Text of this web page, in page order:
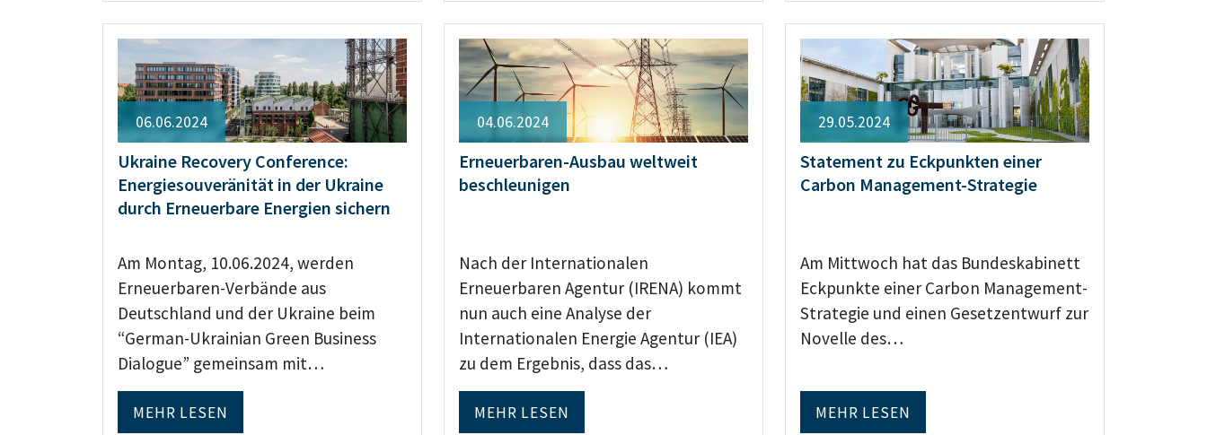
06.06.2024
Ukraine Recovery Conference:
Energiesouveränität in der Ukraine
durch Erneuerbare Energien sichern
Am Montag, 10.06.2024, werden
Erneuerbaren-Verbände aus
Deutschland und der Ukraine beim
“German-Ukrainian Green Business
Dialogue” gemeinsam mit…
MEHR LESEN
04.06.2024
Erneuerbaren-Ausbau weltweit
beschleunigen
Nach der Internationalen
Erneuerbaren Agentur (IRENA) kommt
nun auch eine Analyse der
Internationalen Energie Agentur (IEA)
zu dem Ergebnis, dass das…
MEHR LESEN
29.05.2024
Statement zu Eckpunkten einer
Carbon Management-Strategie
Am Mittwoch hat das Bundeskabinett
Eckpunkte einer Carbon Management-
Strategie und einen Gesetzentwurf zur
Novelle des…
MEHR LESEN